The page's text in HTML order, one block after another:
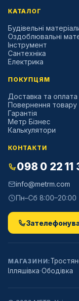
КАТАЛОГ
Будівельні
Оздоблювальні
Інструмент
Сантехніка
Електрика
ПОКУПЦЯМ
Доставка та оплата
Повернення товару
Гарантія
Метр Бізнес
Калькулятори
КОНТАКТИ
098 0 22 11
info@metrm.com
Пн–Сб 8:00–20:00
МАГАЗИНИ:
Ілляшівка·Ободівка